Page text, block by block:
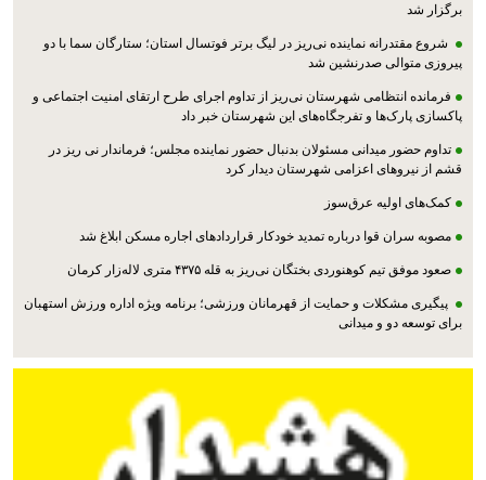
برگزار شد
شروع مقتدرانه نماینده نی‌ریز در لیگ برتر فوتسال استان؛ ستارگان سما با دو
پیروزی متوالی صدرنشین شد
فرمانده انتظامی شهرستان نی‌ریز از تداوم اجرای طرح ارتقای امنیت اجتماعی و
پاکسازی پارک‌ها و تفرجگاه‌های این شهرستان خبر داد
تداوم حضور میدانی مسئولان بدنبال حضور نماینده مجلس؛ فرماندار نی ریز در
قشم از نیروهای اعزامی شهرستان دیدار کرد
کمک‌های اولیه عرق‌سوز
مصوبه سران قوا درباره تمدید خودکار قراردادهای اجاره مسکن ابلاغ شد
صعود موفق تیم کوهنوردی بختگان نی‌ریز به قله ۴۳۷۵ متری لاله‌زار کرمان
پیگیری مشکلات و حمایت از قهرمانان ورزشی؛ برنامه ویژه اداره ورزش استهبان
برای توسعه دو و میدانی